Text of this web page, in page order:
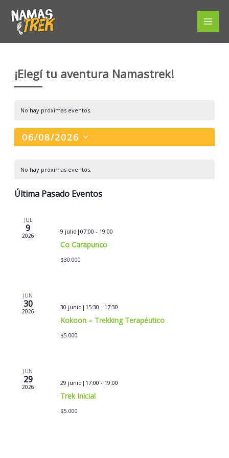
contenido
¡Elegí tu aventura Namastrek!
No hay próximas eventos.
06/08/2026
de
Eventos
No hay próximas eventos.
Última Pasado Eventos
JUL
9
2026
9 julio|07:00 - 19:00
Co Carapunco
$30.000
JUN
30
2026
30 junio|15:30 - 17:30
Kokoon – Trekking Terapéutico
$5.000
JUN
29
2026
29 junio|17:00 - 19:00
Trek Inicial
$5.000